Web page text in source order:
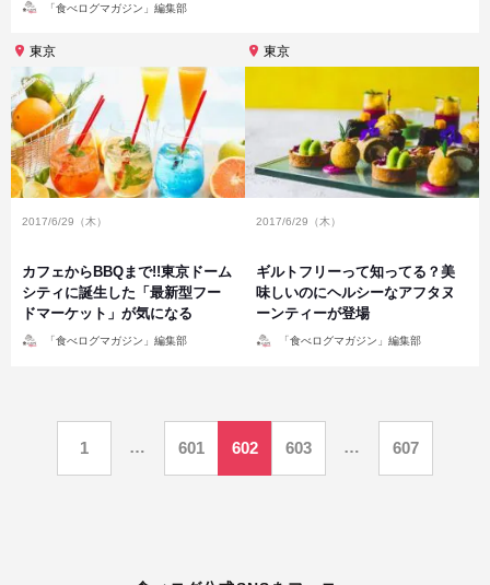
「食べログマガジン」編集部
東京
2017/6/29（木）
カフェからBBQまで!!東京ドーム
シティに誕生した「最新型フー
ドマーケット」が気になる
「食べログマガジン」編集部
東京
2017/6/29（木）
ギルトフリーって知ってる？美
味しいのにヘルシーなアフタヌ
ーンティーが登場
「食べログマガジン」編集部
1 … 601 602 603 … 607